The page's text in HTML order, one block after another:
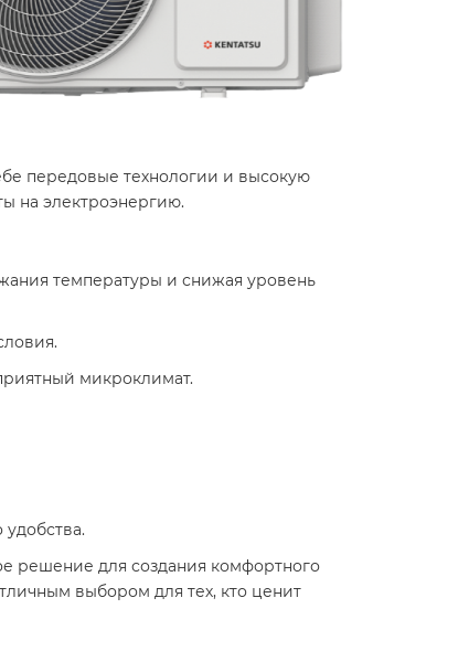
передовые технологии и высокую
на электроэнергию.
температуры и снижая уровень
микроклимат.
решение для создания комфортного
выбором для тех, кто ценит